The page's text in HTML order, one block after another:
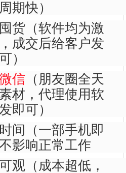
期快）
货（软件均为激
成交后给客户发
）
信 （朋友圈全天
材，代理使用软
即可）
间（一部手机即
影响正常工作
观（成本超低，